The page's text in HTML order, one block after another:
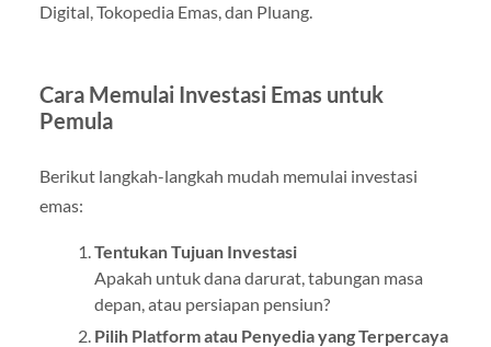
Digital, Tokopedia Emas, dan Pluang.
Cara Memulai Investasi Emas untuk
Pemula
Berikut langkah-langkah mudah memulai investasi
emas:
Tentukan Tujuan Investasi
Apakah untuk dana darurat, tabungan masa
depan, atau persiapan pensiun?
Pilih Platform atau Penyedia yang Terpercaya